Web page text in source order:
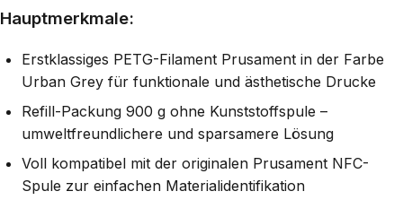
Hauptmerkmale:
Erstklassiges PETG-Filament Prusament in der Farbe
Urban Grey für funktionale und ästhetische Drucke
Refill-Packung 900 g ohne Kunststoffspule –
umweltfreundlichere und sparsamere Lösung
Voll kompatibel mit der originalen Prusament NFC-
Spule zur einfachen Materialidentifikation